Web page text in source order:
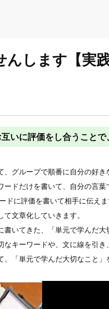
します【実
いに評価をし合うことで
、グループで順番に自分の好
ードだけを書いて、自分の言
ドに評価を書いて相手に伝え
文章化していきます。
いてきた、「単元で学んだ
キーワードや、文に線を引き
「単元で学んだ大切なこと